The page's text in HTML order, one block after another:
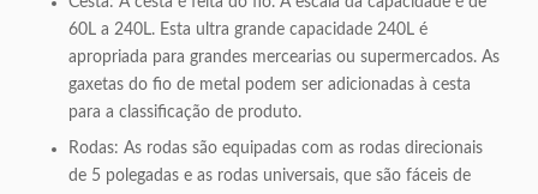
60L a 240L. Esta ultra grande capacidade 240L é
apropriada para grandes mercearias ou supermercados. As
gaxetas do fio de metal podem ser adicionadas à cesta
para a classificação de produto.
Rodas: As rodas são equipadas com as rodas direcionais
de 5 polegadas e as rodas universais, que são fáceis de